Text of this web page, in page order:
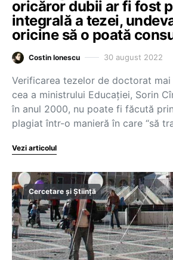
oricăror dubii ar fi fost
integrală a tezei,
oricine să o poată
Costin Ionescu 30 august 2022
Verificarea tezelor de doctorat mai
cea a ministrului Educației, Sorin
în anul 2000, nu poate fi făcută
plagiat într-o manieră în care “să
Vezi articolul
Cercetare și Știință